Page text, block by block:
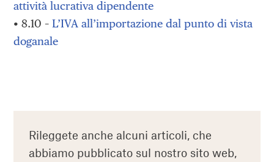
attività lucrativa dipendente
• 8.10 –L’IVA all’importazione dal punto di vista
doganale
Rileggete anche alcuni articoli, che
abbiamo pubblicato sul nostro sito web,